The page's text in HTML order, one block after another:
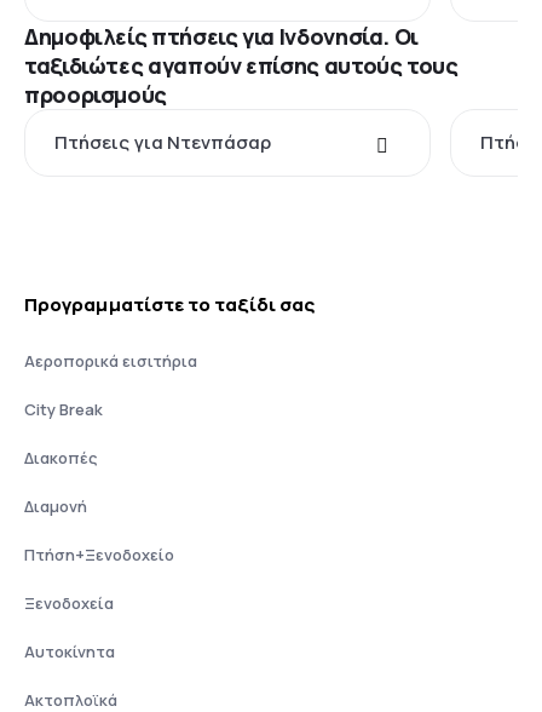
Δημοφιλείς πτήσεις για Ινδονησία. Οι
ταξιδιώτες αγαπούν επίσης αυτούς τους
προορισμούς
Πτήσεις για Ντενπάσαρ
Προγραμματίστε το ταξίδι σας
Αεροπορικά εισιτήρια
City Break
Διακοπές
Διαμονή
Πτήση+Ξενοδοχείο
Ξενοδοχεία
Αυτοκίνητα
Ακτοπλοϊκά